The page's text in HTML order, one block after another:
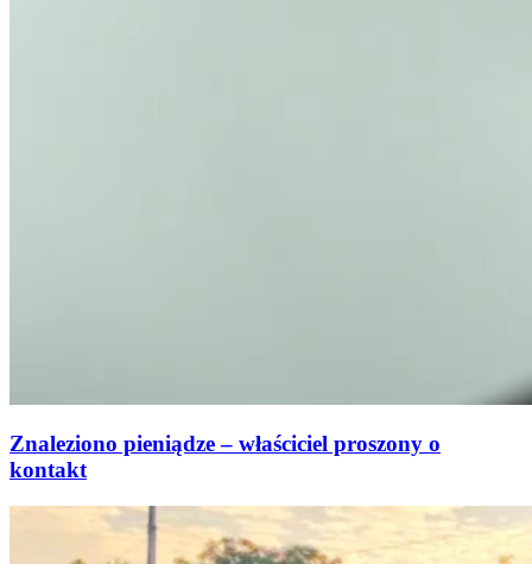
Znaleziono pieniądze – właściciel proszony o
kontakt